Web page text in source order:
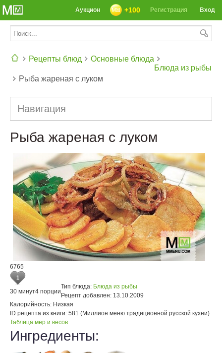
СЕГОДНЯ: 39142 РЕЦЕПТА
Вход
Регистрация
+100
Аукцион
Рецепты блюд
Основные блюда
Блюда из рыбы
Рыба жареная с луком
Навигация
Рыба жареная с луком
6765
1
30 минут4 порции
Тип блюда: Блюда из рыбы
Рецепт добавлен: 13.10.2009
Калорийность: Низкая
ID рецепта из книги: 581 (Миллион меню традиционной русской кухни)
Таблица мер и весов
Ингредиенты: